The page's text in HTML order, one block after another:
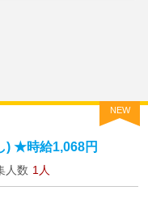
NEW
) ★時給1,068円
人数 1人